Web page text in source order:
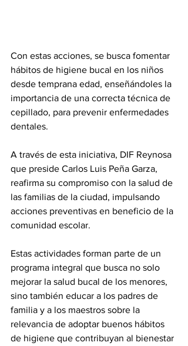
Con estas acciones, se busca fomentar
hábitos de higiene bucal en los niños
desde temprana edad, enseñándoles la
importancia de una correcta técnica de
cepillado, para prevenir enfermedades
dentales.
A través de esta iniciativa, DIF Reynosa
que preside Carlos Luis Peña Garza,
reafirma su compromiso con la salud de
las familias de la ciudad, impulsando
acciones preventivas en beneficio de la
comunidad escolar.
Estas actividades forman parte de un
programa integral que busca no solo
mejorar la salud bucal de los menores,
sino también educar a los padres de
familia y a los maestros sobre la
relevancia de adoptar buenos hábitos
de higiene que contribuyan al bienestar